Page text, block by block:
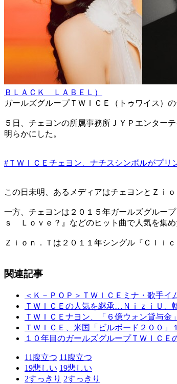
ＢＬＡＣＫ ＬＡＢＥＬ）
ガールズグループＴＷＩＣＥ（トゥワイス）
５日、チェヨンの所属事務所ＪＹＰエンタ
明らかにした。
#ＴＷＩＣＥチェヨン、ナチスシンボルがプリ
この日未明、あるメディアはチェヨンとＺｉ
一方、チェヨンは２０１５年ガールズグルー
ｓ Ｌｏｖｅ？』などのヒット曲で人気を集
Ｚｉｏｎ．Ｔは２０１１年シングル『Ｃｌ
関連記事
＜Ｋ－ＰＯＰ＞ＴＷＩＣＥミナ・歌手
ＴＷＩＣＥの人気を継承…ＮｉｚｉＵ、
ＴＷＩＣＥナヨン、「６億ウォン貸与
ＴＷＩＣＥ、米国「ビルボード２００
１０年目のガールズグループＴＷＩＣ
11 腹立つ 11 腹立つ
19悲しい 19悲しい
2すっきり 2すっきり